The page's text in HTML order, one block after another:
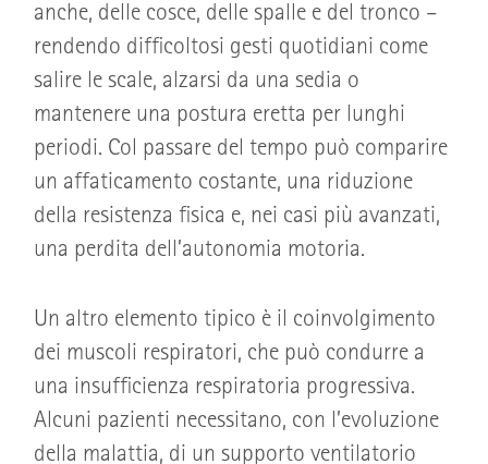
anche, delle cosce, delle spalle e del tronco –
rendendo difficoltosi gesti quotidiani come
salire le scale, alzarsi da una sedia o
mantenere una postura eretta per lunghi
periodi. Col passare del tempo può comparire
un affaticamento costante, una riduzione
della resistenza fisica e, nei casi più avanzati,
una perdita dell’autonomia motoria.
Un altro elemento tipico è il coinvolgimento
dei muscoli respiratori, che può condurre a
una insufficienza respiratoria progressiva.
Alcuni pazienti necessitano, con l’evoluzione
della malattia, di un supporto ventilatorio